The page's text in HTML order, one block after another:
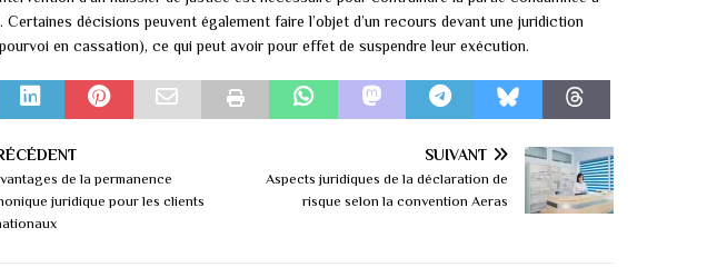
décisions peuvent également faire l’objet d’un recours devant une juridiction
en cassation), ce qui peut avoir pour effet de suspendre leur exécution.
de la permanence
juridique pour les clients
SUIVANT
Aspects juridiques de la déclaration de
risque selon la convention Aeras